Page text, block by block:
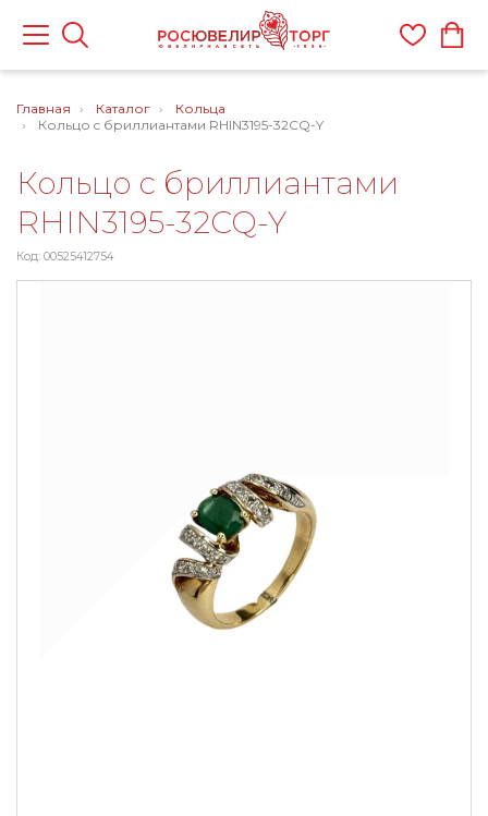
Главная Каталог
Кольца
Кольцо c бриллиантами RHIN3195-32CQ-Y
Кольцо c бриллиантами
RHIN3195-32CQ-Y
Код: 00525412754